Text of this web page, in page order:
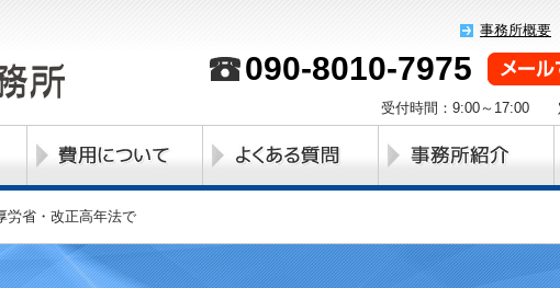
事務所概要
090-8010-7975
受付時間：9:00～17:00
省・改正高年法で